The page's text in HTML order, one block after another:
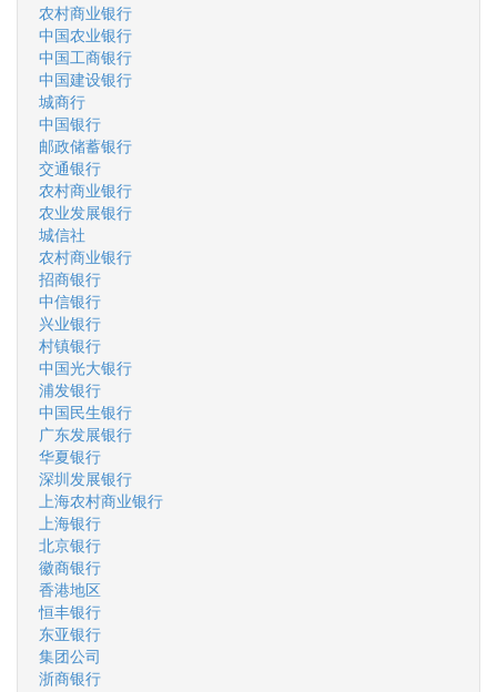
农村商业银行
中国农业银行
中国工商银行
中国建设银行
城商行
中国银行
邮政储蓄银行
交通银行
农村商业银行
农业发展银行
城信社
农村商业银行
招商银行
中信银行
兴业银行
村镇银行
中国光大银行
浦发银行
中国民生银行
广东发展银行
华夏银行
深圳发展银行
上海农村商业银行
上海银行
北京银行
徽商银行
香港地区
恒丰银行
东亚银行
集团公司
浙商银行